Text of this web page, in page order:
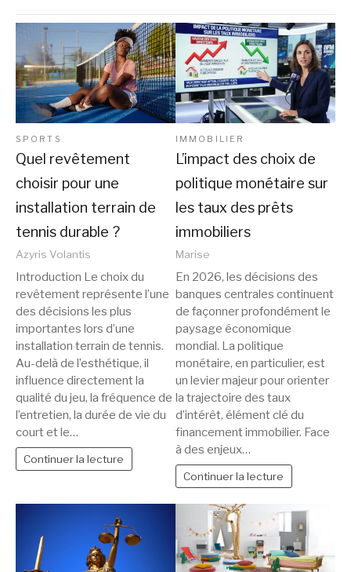
SPORTS
Quel revêtement
choisir pour une
installation terrain de
tennis durable ?
Azyris Volantis
Introduction Le choix du
revêtement représente l’une
des décisions les plus
importantes lors d’une
installation terrain de tennis.
Au-delà de l’esthétique, il
influence directement la
qualité du jeu, la fréquence de
l’entretien, la durée de vie du
court et le…
Continuer la lecture
IMMOBILIER
L’impact des choix de
politique monétaire sur
les taux des prêts
immobiliers
Marise
En 2026, les décisions des
banques centrales continuent
de façonner profondément le
paysage économique
mondial. La politique
monétaire, en particulier, est
un levier majeur pour orienter
la trajectoire des taux
d’intérêt, élément clé du
financement immobilier. Face
à des enjeux…
Continuer la lecture